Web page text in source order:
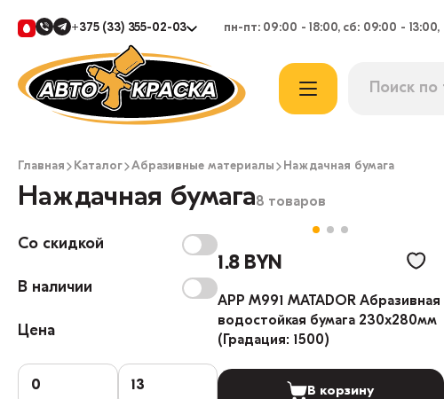
+375 (33) 355-02-03 пн-пт: 09:00 - 18:00, сб: 09:00 -
Главная Каталог Абразивные материалы Наждачная бумага
Наждачная бумага8 товаров
Со скидкой
В наличии
Цена
1.8 BYN
APP M991 MATADOR Абразивная
водостойкая бумага 230x280мм
(Градация: 1500)
В корзину